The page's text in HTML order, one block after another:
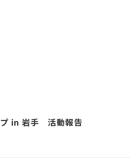
プ in 岩手 活動報告